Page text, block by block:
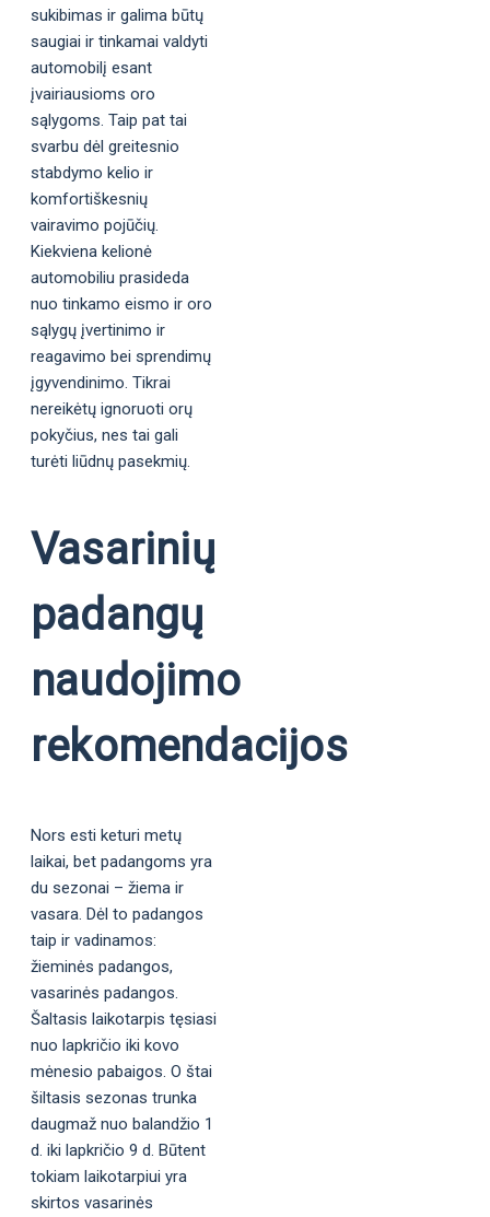
sukibimas ir galima būtų
saugiai ir tinkamai valdyti
automobilį esant
įvairiausioms oro
sąlygoms. Taip pat tai
svarbu dėl greitesnio
stabdymo kelio ir
komfortiškesnių
vairavimo pojūčių.
Kiekviena kelionė
automobiliu prasideda
nuo tinkamo eismo ir oro
sąlygų įvertinimo ir
reagavimo bei sprendimų
įgyvendinimo. Tikrai
nereikėtų ignoruoti orų
pokyčius, nes tai gali
turėti liūdnų pasekmių.
Vasarinių
padangų
naudojimo
rekomendacijos
Nors esti keturi metų
laikai, bet padangoms yra
du sezonai – žiema ir
vasara. Dėl to padangos
taip ir vadinamos:
žieminės padangos,
vasarinės padangos.
Šaltasis laikotarpis tęsiasi
nuo lapkričio iki kovo
mėnesio pabaigos. O štai
šiltasis sezonas trunka
daugmaž nuo balandžio 1
d. iki lapkričio 9 d. Būtent
tokiam laikotarpiui yra
skirtos vasarinės